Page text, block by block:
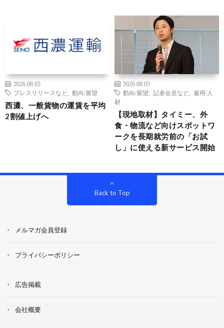
2026.08.05
プレスリリースなど
動向/展望
西濃、一般貨物の運賃を平均
2割値上げへ
2026.08.05
動向/展望
記者会見など
雇用/人
材
【現地取材】タイミー、外
食・物流など向けスポットワ
ークを長期就労前の「お試
し」に使える新サービス開始
Back to Top
メルマガ会員登録
プライバシーポリシー
広告掲載
会社概要